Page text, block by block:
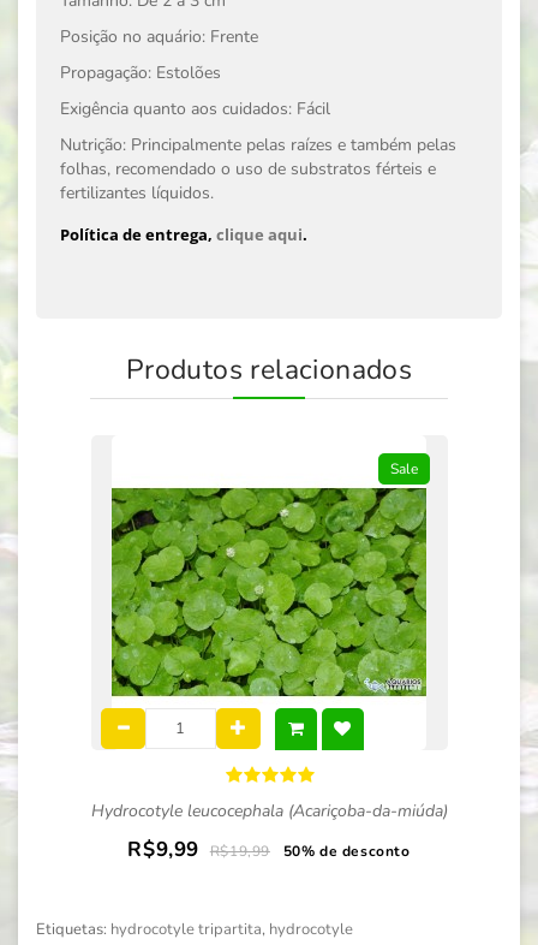
Posição no aquário: Frente
Propagação: Estolões
Exigência quanto aos cuidados: Fácil
Nutrição: Principalmente pelas raízes e também pelas
folhas, recomendado o uso de substratos férteis e
fertilizantes líquidos.
Política de entrega, clique aqui.
Produtos relacionados
Sale
Hydrocotyle leucocephala (Acariçoba-da-miúda)
R$9,99 R$19,99 50% de desconto
Etiquetas: hydrocotyle tripartita, hydrocotyle